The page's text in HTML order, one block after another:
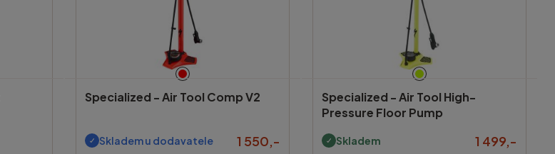
Specialized -Air Tool Comp V2
Skladem u dodavatele 1 550,-
Specialized -Air Tool High-
Pressure Floor Pump
Skladem 1 499,-